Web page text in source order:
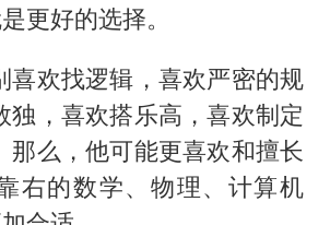
更好的选择。
喜欢找逻辑，喜欢严密的规
独，喜欢搭乐高，喜欢制定
那么，他可能更喜欢和擅长
右的数学、物理、计算机